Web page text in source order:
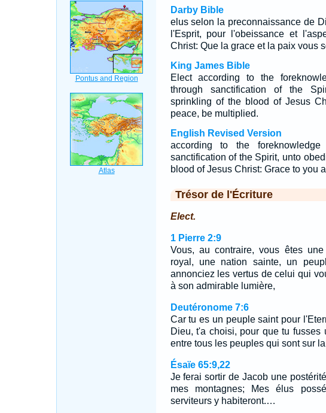
Darby Bible
elus selon la preconnaissance de
l'Esprit, pour l'obeissance et
Christ: Que la grace et la paix vous
King James Bible
Elect according to the
through sanctification of the
sprinkling of the blood of Jesus
peace, be multiplied.
English Revised Version
according to the
sanctification of the Spirit, unto
blood of Jesus Christ: Grace to you
Trésor de l'Écriture
Elect.
1 Pierre 2:9
Vous, au contraire, vous êtes
royal, une nation sainte, un
annonciez les vertus de celui qui
à son admirable lumière,
Deutéronome 7:6
Car tu es un peuple saint pour
Dieu, t'a choisi, pour que tu
entre tous les peuples qui sont sur
Ésaïe 65:9,22
Je ferai sortir de Jacob une
mes montagnes; Mes élus
serviteurs y habiteront.…